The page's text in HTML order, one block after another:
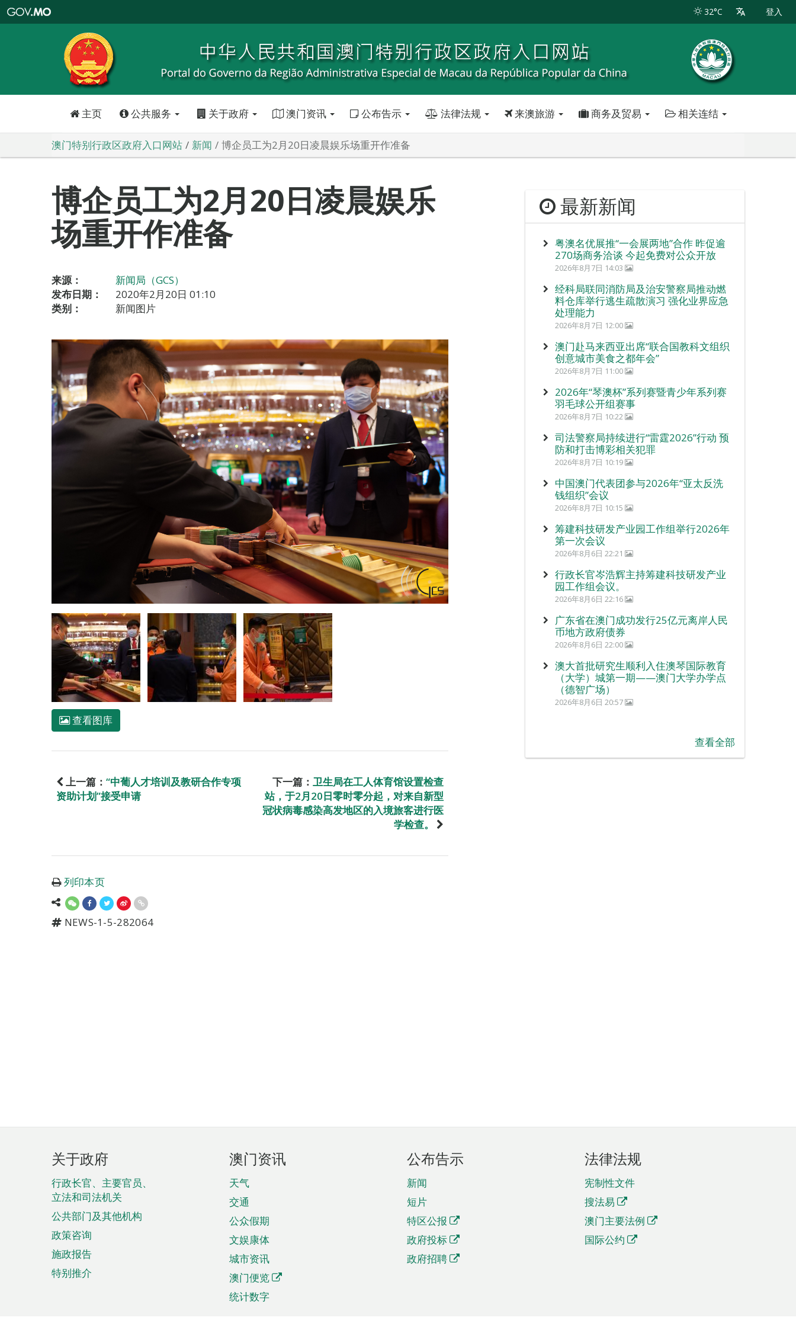
特
政
区
政
口
32°C 登入
主页 公共服务 关于政府 澳门资讯 公布告示 法律法规 来澳旅游 商务及贸易 相关连结
澳门特别行政区政府入口网站 新闻 博企员工为2月20日凌晨娱乐场重开作准备
博企员工为2月20日凌晨娱乐
场重开作准备
来源：
新闻局（GCS）
发布日期：
2020年2月20日 01:10
类别：
新闻图片
查看图库
上一篇： “中葡人才培训及教研合作专项
资助计划”接受申请
下一篇： 卫生局在工人体育馆设置检查
站，于2月20日零时零分起，对来自新型
冠状病毒感染高发地区的入境旅客进行医
学检查。
列印本页
NEWS-1-5-282064
最新新闻
粤澳名优展推“一会展两地”合作 昨促逾
270场商务洽谈 今起免费对公众开放
2026年8月7日 14:03
经科局联同消防局及治安警察局推动燃
料仓库举行逃生疏散演习 强化业界应急
处理能力
2026年8月7日 12:00
澳门赴马来西亚出席“联合国教科文组织
创意城市美食之都年会”
2026年8月7日 11:00
2026年“琴澳杯”系列赛暨青少年系列赛
羽毛球公开组赛事
2026年8月7日 10:22
司法警察局持续进行“雷霆2026”行动 预
防和打击博彩相关犯罪
2026年8月7日 10:19
中国澳门代表团参与2026年“亚太反洗
钱组织”会议
2026年8月7日 10:15
筹建科技研发产业园工作组举行2026年
第一次会议
2026年8月6日 22:21
行政长官岑浩辉主持筹建科技研发产业
园工作组会议。
2026年8月6日 22:16
广东省在澳门成功发行25亿元离岸人民
币地方政府债券
2026年8月6日 22:00
澳大首批研究生顺利入住澳琴国际教育
（大学）城第一期——澳门大学办学点
（德智广场）
2026年8月6日 20:57
查看全部
页
脚
菜
单
关于政府
行政长官、主要官员、
立法和司法机关
公共部门及其他机构
政策咨询
施政报告
特别推介
澳门资讯
天气
交通
公众假期
文娱康体
城市资讯
澳门便览
统计数字
公布告示
新闻
短片
特区公报
政府投标
政府招聘
法律法规
宪制性文件
搜法易
澳门主要法例
国际公约